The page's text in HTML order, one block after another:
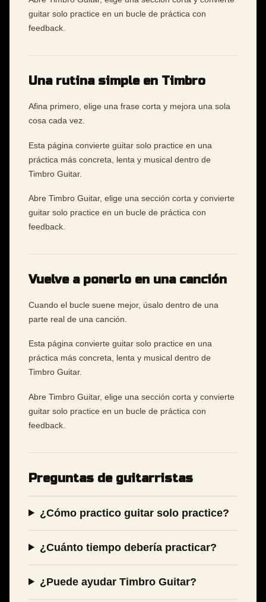
guitar solo practice en un bucle de práctica con
feedback.
Una rutina simple en Timbro
Afina primero, elige una frase corta y mejora una sola
cosa cada vez.
Esta página convierte guitar solo practice en una
práctica más concreta, lenta y musical dentro de
Timbro Guitar.
Abre Timbro Guitar, elige una sección corta y convierte
guitar solo practice en un bucle de práctica con
feedback.
Vuelve a ponerlo en una canción
Cuando el bucle suene mejor, úsalo dentro de una
parte real de una canción.
Esta página convierte guitar solo practice en una
práctica más concreta, lenta y musical dentro de
Timbro Guitar.
Abre Timbro Guitar, elige una sección corta y convierte
guitar solo practice en un bucle de práctica con
feedback.
Preguntas de guitarristas
¿Cómo practico guitar solo practice?
¿Cuánto tiempo debería practicar?
¿Puede ayudar Timbro Guitar?